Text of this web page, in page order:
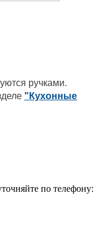
ручками.
"Кухонные
по телефону: